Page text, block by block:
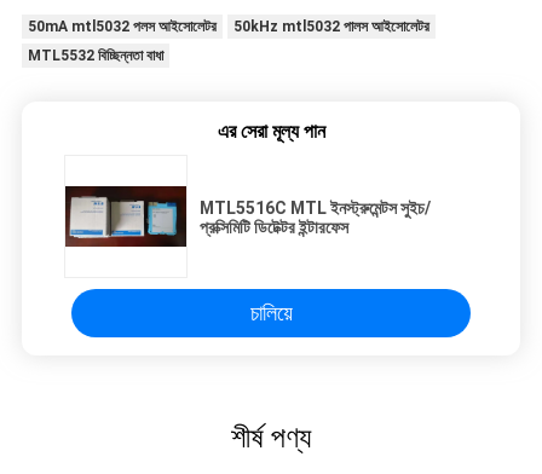
50mA mtl5032 পলস আইসোলেটর
50kHz mtl5032 পালস আইসোলেটর
MTL5532 বিচ্ছিন্নতা বাধা
এর সেরা মূল্য পান
MTL5516C MTL ইনস্ট্রুমেন্টস সুইচ/
প্রক্সিমিটি ডিটেক্টর ইন্টারফেস
চালিয়ে
শীর্ষ পণ্য